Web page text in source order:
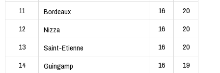
11
Bordeaux 16
20
12
Nizza 16
20
13
Saint-Etienne 16
20
14
Guingamp 16
19